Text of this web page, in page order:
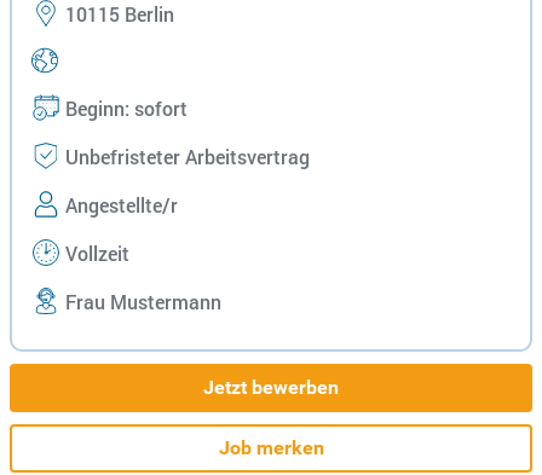
10115 Berlin
Beginn: sofort
Unbefristeter Arbeitsvertrag
Angestellte/r
Vollzeit
Frau Mustermann
Jetzt bewerben
Job merken